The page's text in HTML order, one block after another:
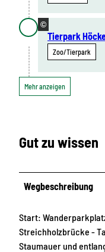
©
Tierpark
Zoo/Tierpark
Mehr anzeigen
Gut zu wissen
Wegbeschreibung
Start:
Streichholzbrücke -
Staumauer und